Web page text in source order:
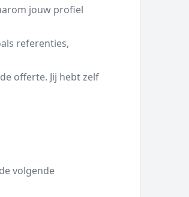
jouw profiel
referenties,
offerte. Jij hebt zelf
volgende